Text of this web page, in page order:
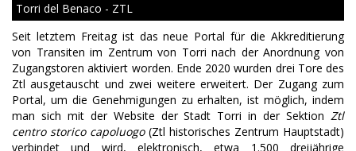
Torri del Benaco - ZTL
Seit letztem Freitag ist das neue Portal für die Akkreditierung
von Transiten im Zentrum von Torri nach der Anordnung von
Zugangstoren aktiviert worden. Ende 2020 wurden drei Tore des
Ztl ausgetauscht und zwei weitere erweitert. Der Zugang zum
Portal, um die Genehmigungen zu erhalten, ist möglich, indem
man sich mit der Website der Stadt Torri in der Sektion Ztl
centro storico capoluogo(Ztl historisches Zentrum Hauptstadt)
verbindet und wird, elektronisch, etwa 1.500 dreijährige